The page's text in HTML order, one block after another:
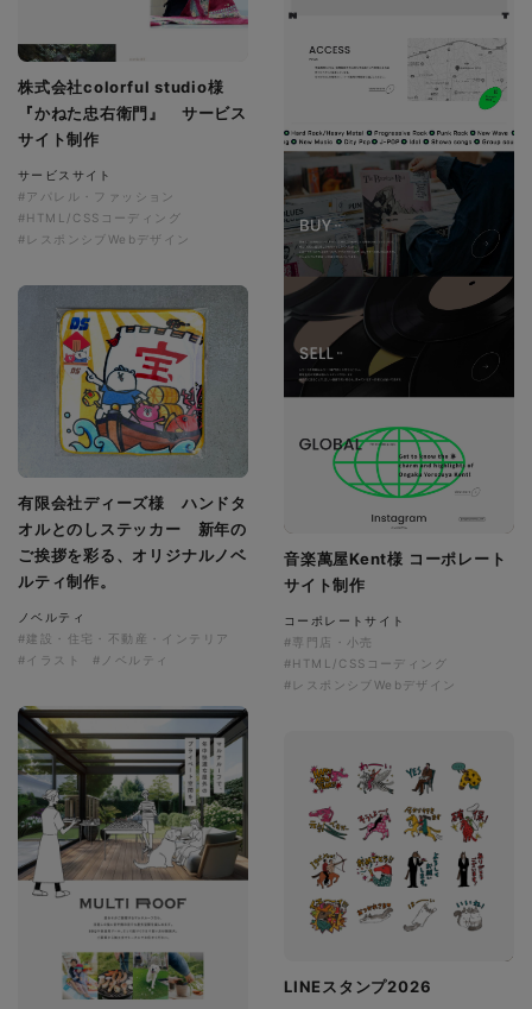
株式会社colorful studio様
『かねた忠右衛門』 サービス
サイト制作
サービスサイト
#アパレル・ファッション
#HTML/CSSコーディング
#レスポンシブWebデザイン
音楽萬屋Kent様 コーポレート
サイト制作
コーポレートサイト
#専門店・小売
#HTML/CSSコーディング
#レスポンシブWebデザイン
有限会社ディーズ様 ハンドタ
オルとのしステッカー 新年の
ご挨拶を彩る、オリジナルノベ
ルティ制作。
ノベルティ
#建設・住宅・不動産・インテリア
#イラスト
#ノベルティ
LINEスタンプ2026